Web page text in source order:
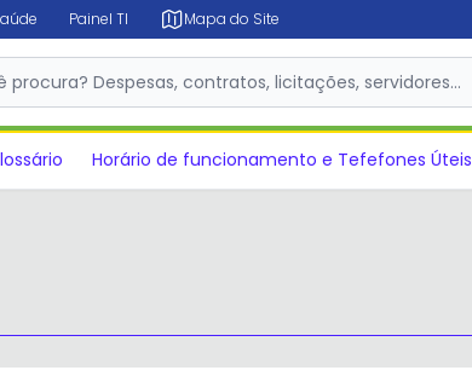
Painel TI Mapa do Site
procura? Despesas, contratos, licitações, servidores…
Horário de funcionamento e Tefefones Úteis